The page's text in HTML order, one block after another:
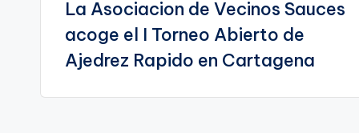
de
entradas
La Asociacion de Vecinos Sauces
acoge el I Torneo Abierto de
Ajedrez Rapido en Cartagena